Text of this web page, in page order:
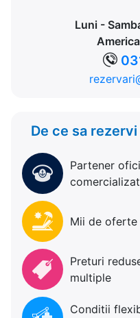
Luni -
De ce sa
Partener
Mii de
Preturi
multiple
Conditii